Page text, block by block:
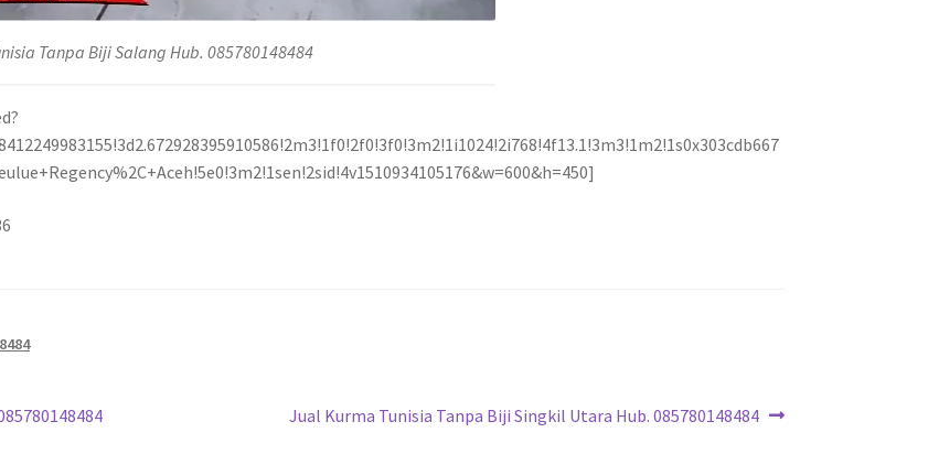
Tanpa Biji Salang Hub. 085780148484
Jual Kurma Tunisia Tanpa Biji Singkil Utara Hub. 085780148484